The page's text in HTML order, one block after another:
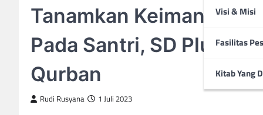
Visi & Misi
Fasilitas
Kitab Yang
Tanamkan
Pada Santri, SD Plus 2
Qurban
Rudi Rusyana 1 Juli 2023